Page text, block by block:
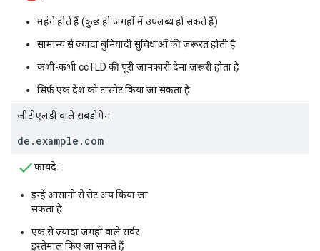
महंगे होते हैं (कुछ ही जगहों में उपलब्ध हो सकते हैं)
सामान्य से ज़्यादा बुनियादी सुविधाओं की ज़रूरत होती है
कभी-कभी ccTLD की पूरी जानकारी देना ज़रूरी होता है
सिर्फ़ एक देश को टारगेट किया जा सकता है
जीटीएलडी वाले सबडोमेन
de.example.com
फ़ायदे:
इन्हें आसानी से सेट अप किया जा
सकता है
एक से ज़्यादा जगहों वाले सर्वर
इस्तेमाल किए जा सकते हैं